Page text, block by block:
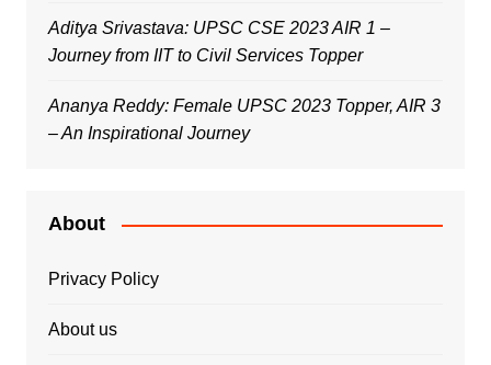
Aditya Srivastava: UPSC CSE 2023 AIR 1 –
Journey from IIT to Civil Services Topper
Ananya Reddy: Female UPSC 2023 Topper, AIR 3
– An Inspirational Journey
About
Privacy Policy
About us